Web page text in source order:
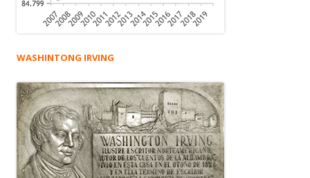
WASHINTONG IRVING